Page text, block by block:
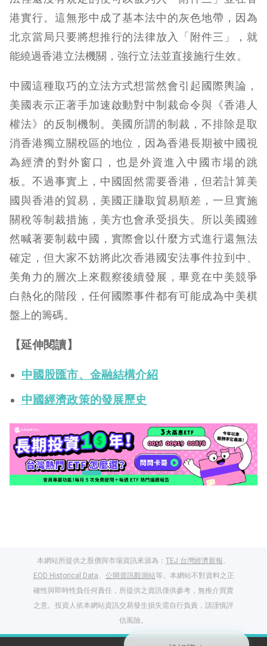
港實行。這無形中成了基本法中的灰色地帶，因為
北京當局只要將想推行的法律放入「附件三」，就
能繞過香港立法機關，強行立法並直接施行生效。
中國這種取巧的立法方式想當然會引起國際輿論，
美國表示正著手加速啟動對中制裁命令與《香港人
權法》的反制機制。美國所謂的制裁，不排除是取
消香港獨立關稅區的地位，因為香港長期被中國視
為經濟的對外窗口，也是外資進入中國市場的跳
板。不過事實上，中國固然需要香港，但若計算美
國與香港的貿易，美國正賺取貿易順差，一旦實施
關稅等制裁措施，美方也會承受損失。所以美國雖
然喊著要制裁中國，實際會以什麼方式進行還無法
確定，但大家不妨將此次香港國安法事件拉到中、
美角力的層次上來觀察後續發展，畢竟在中美競爭
白熱化的階段，任何國際事件都有可能成為中美棋
盤上的籌碼。
【延伸閱讀】
中國股匯市、金融結構介紹
中國經濟政策的發展歷史
本網站所提供之股價與市場資訊來源為： TEJ 台灣經濟新報、
EOD Historical Data、 公開資訊觀測站等。本網站不對資料之正
確性與即時性負任何責任，所提供之資訊僅供參考，無推介買賣
之意。投資人依本網站資訊交易發生損失需自行負責，請謹慎評
估風險。
登入股感會員，閱讀